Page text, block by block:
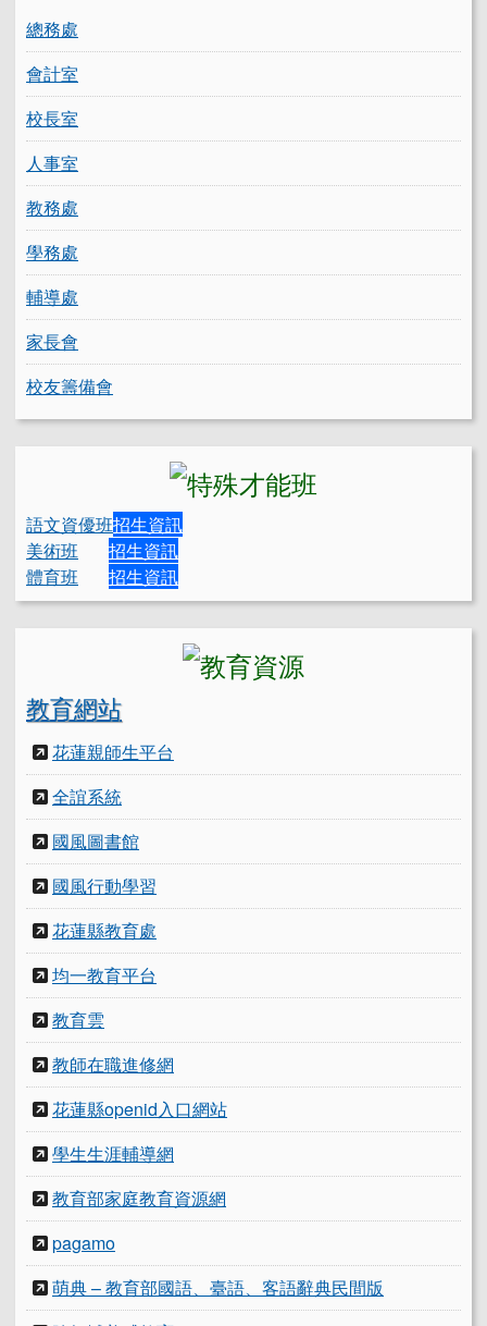
總務處
會計室
校長室
人事室
教務處
學務處
輔導處
家長會
校友籌備會
語文資優班招生資訊
美術班
招生資訊
體育班
招生資訊
教育網站
花蓮親師生平台
全誼系統
國風圖書館
國風行動學習
花蓮縣教育處
均一教育平台
教育雲
教師在職進修網
花蓮縣openid入口網站
學生生涯輔導網
教育部家庭教育資源網
pagamo
萌典 – 教育部國語、臺語、客語辭典民間版